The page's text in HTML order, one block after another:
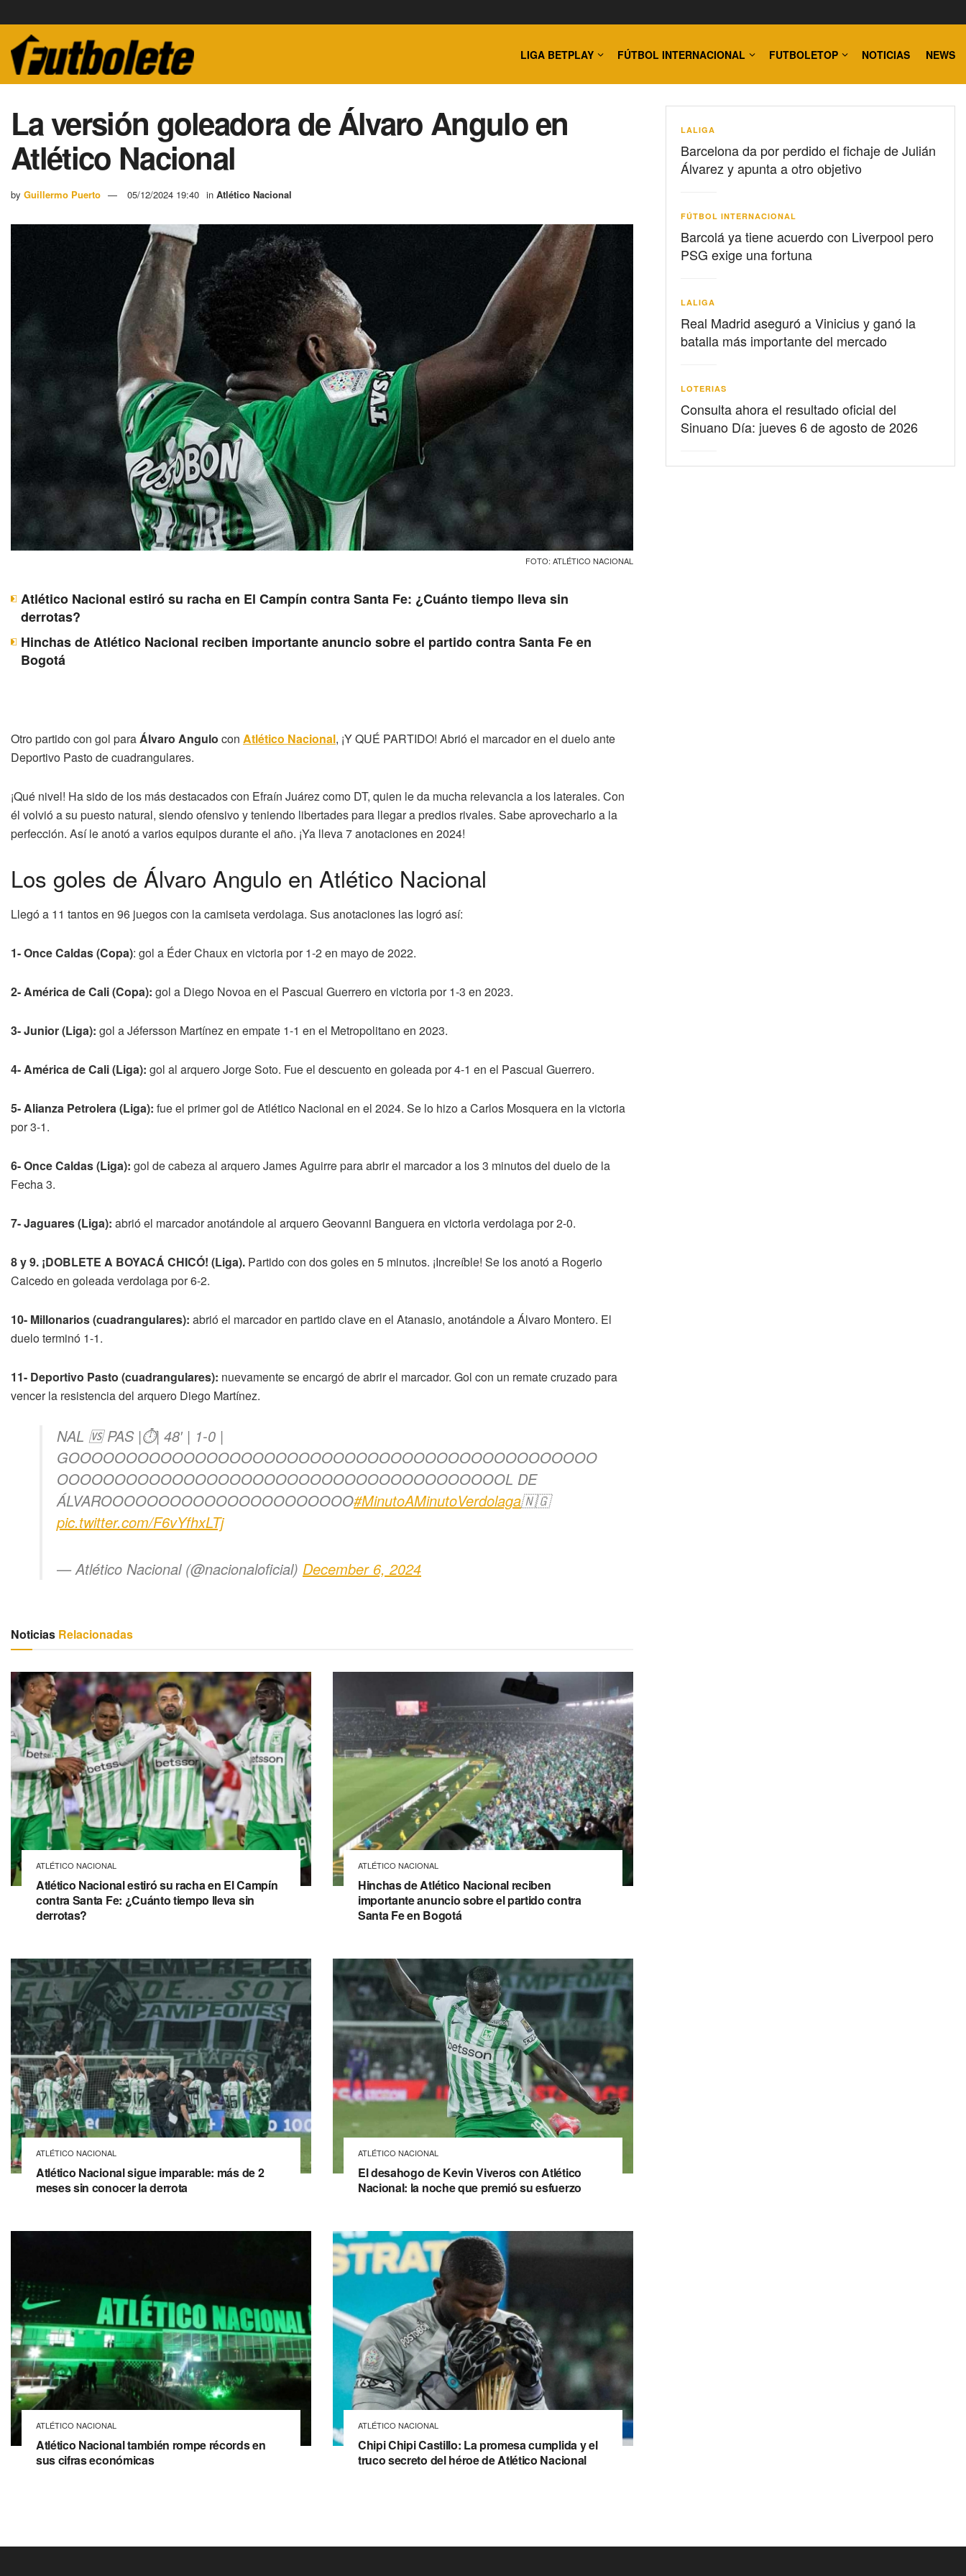
LIGA BETPLAY FÚTBOL INTERNACIONAL FUTBOLETOP NOTICIAS NEWS
La versión goleadora de Álvaro Angulo en
Atlético Nacional
by Guillermo Puerto 05/12/2024 19:40 in Atlético Nacional
FOTO: ATLÉTICO NACIONAL
Atlético Nacional estiró su racha en El Campín contra Santa Fe: ¿Cuánto tiempo lleva sin
derrotas?
Hinchas de Atlético Nacional reciben importante anuncio sobre el partido contra Santa Fe en
Bogotá
Otro partido con gol paraÁlvaro Angulo con Atlético Nacional, ¡Y QUÉ PARTIDO! Abrió el marcador en el duelo ante
Deportivo Pasto de cuadrangulares.
¡Qué nivel! Ha sido de los más destacados con Efraín Juárez como DT, quien le da mucha relevancia a los laterales. Con
él volvió a su puesto natural, siendo ofensivo y teniendo libertades para llegar a predios rivales. Sabe aprovecharlo a la
perfección. Así le anotó a varios equipos durante el año. ¡Ya lleva 7 anotaciones en 2024!
Los goles de Álvaro Angulo en Atlético Nacional
Llegó a 11 tantos en 96 juegos con la camiseta verdolaga. Sus anotaciones las logró así:
1- Once Caldas (Copa): gol a Éder Chaux en victoria por 1-2 en mayo de 2022.
2- América de Cali (Copa): gol a Diego Novoa en el Pascual Guerrero en victoria por 1-3 en 2023.
3- Junior (Liga): gol a Jéfersson Martínez en empate 1-1 en el Metropolitano en 2023.
4- América de Cali (Liga): gol al arquero Jorge Soto. Fue el descuento en goleada por 4-1 en el Pascual Guerrero.
5- Alianza Petrolera (Liga): fue el primer gol de Atlético Nacional en el 2024. Se lo hizo a Carlos Mosquera en la victoria
por 3-1.
6- Once Caldas (Liga): gol de cabeza al arquero James Aguirre para abrir el marcador a los 3 minutos del duelo de la
Fecha 3.
7- Jaguares (Liga): abrió el marcador anotándole al arquero Geovanni Banguera en victoria verdolaga por 2-0.
8 y 9. ¡DOBLETE A BOYACÁ CHICÓ! (Liga). Partido con dos goles en 5 minutos. ¡Increíble! Se los anotó a Rogerio
Caicedo en goleada verdolaga por 6-2.
10- Millonarios (cuadrangulares): abrió el marcador en partido clave en el Atanasio, anotándole a Álvaro Montero. El
duelo terminó 1-1.
11- Deportivo Pasto (cuadrangulares): nuevamente se encargó de abrir el marcador. Gol con un remate cruzado para
vencer la resistencia del arquero Diego Martínez.
NAL 🆚 PAS |⏱️| 48′ | 1-0 |
GOOOOOOOOOOOOOOOOOOOOOOOOOOOOOOOOOOOOOOOOOOOOOO
OOOOOOOOOOOOOOOOOOOOOOOOOOOOOOOOOOOOOOOL DE
ÁLVAROOOOOOOOOOOOOOOOOOOOOO#MinutoAMinutoVerdolaga🇳🇬
pic.twitter.com/F6vYfhxLTj
— Atlético Nacional (@nacionaloficial) December 6, 2024
Noticias Relacionadas
ATLÉTICO NACIONAL
Atlético Nacional estiró su racha en El Campín
contra Santa Fe: ¿Cuánto tiempo lleva sin
derrotas?
ATLÉTICO NACIONAL
Hinchas de Atlético Nacional reciben
importante anuncio sobre el partido contra
Santa Fe en Bogotá
ATLÉTICO NACIONAL
Atlético Nacional sigue imparable: más de 2
meses sin conocer la derrota
ATLÉTICO NACIONAL
El desahogo de Kevin Viveros con Atlético
Nacional: la noche que premió su esfuerzo
ATLÉTICO NACIONAL
Atlético Nacional también rompe récords en
sus cifras económicas
ATLÉTICO NACIONAL
Chipi Chipi Castillo: La promesa cumplida y el
truco secreto del héroe de Atlético Nacional
LALIGA
Barcelona da por perdido el fichaje de Julián
Álvarez y apunta a otro objetivo
FÚTBOL INTERNACIONAL
Barcolá ya tiene acuerdo con Liverpool pero
PSG exige una fortuna
LALIGA
Real Madrid aseguró a Vinicius y ganó la
batalla más importante del mercado
LOTERIAS
Consulta ahora el resultado oficial del
Sinuano Día: jueves 6 de agosto de 2026